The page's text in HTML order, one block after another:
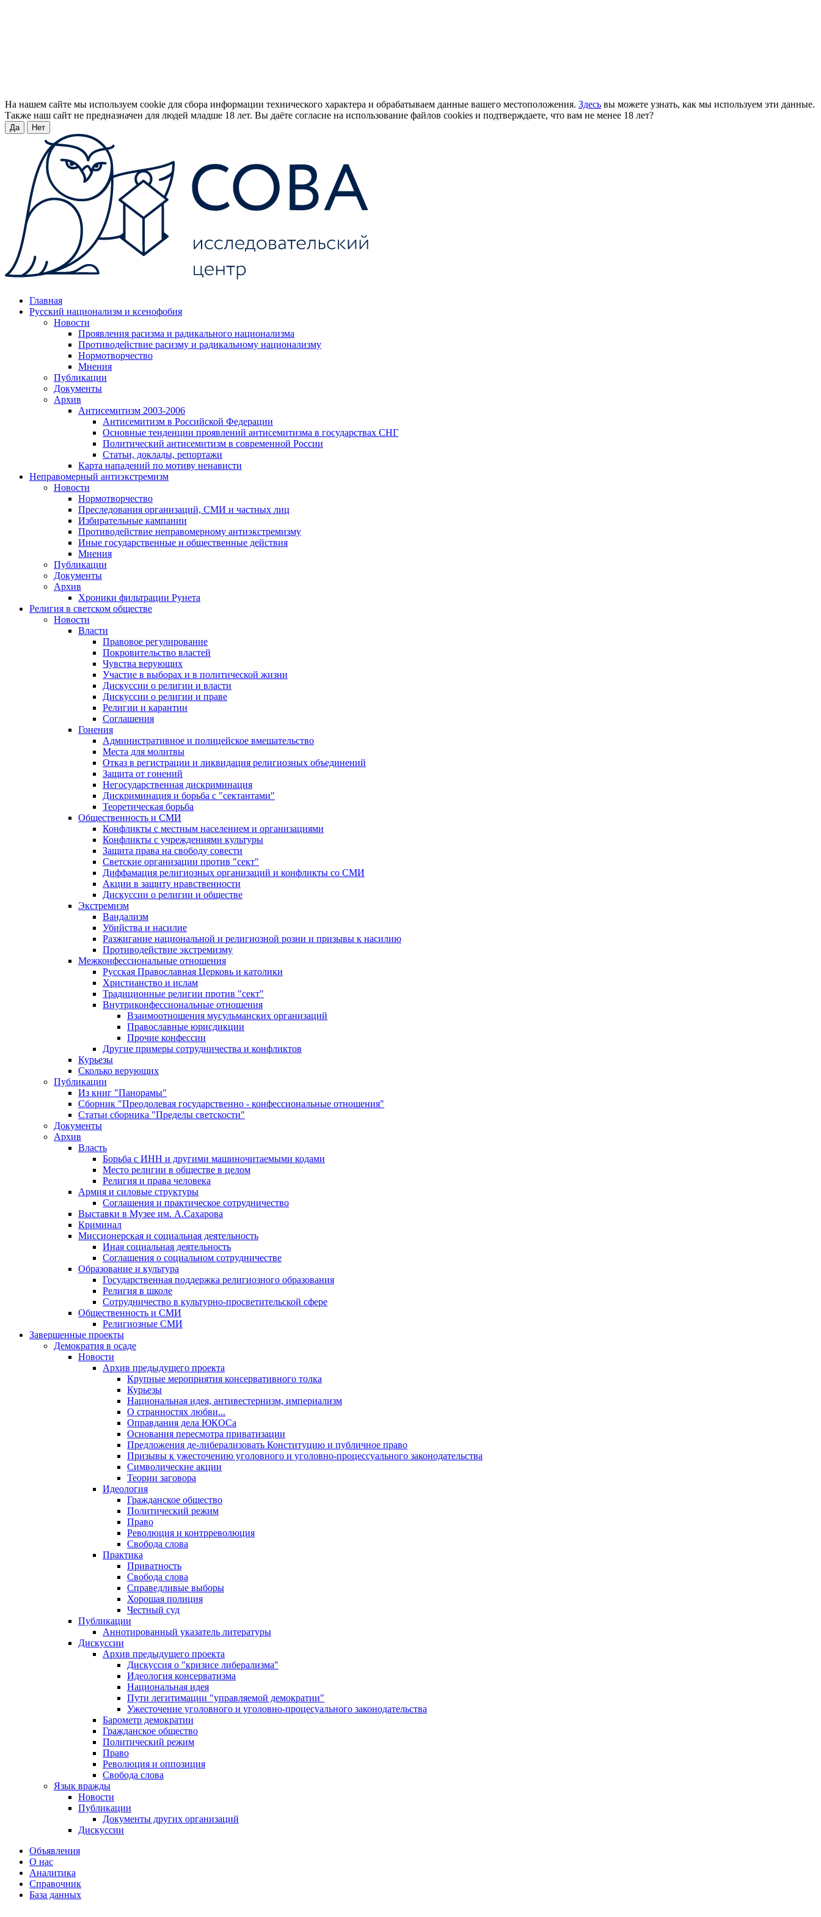
На нашем сайте мы используем cookie для сбора информации технического характера и обрабатываем данные вашего местоположения. Здесь вы можете узнать, как мы используем эти данные.
Также наш сайт не предназначен для людей младше 18 лет. Вы даёте согласие на использование файлов cookies и подтверждаете, что вам не менее 18 лет?
Да Нет
Главная
Русский национализм и ксенофобия
Новости
Проявления расизма и радикального национализма
Противодействие расизму и радикальному национализму
Нормотворчество
Мнения
Публикации
Документы
Архив
Антисемитизм 2003-2006
Антисемитизм в Российской Федерации
Основные тенденции проявлений антисемитизма в государствах СНГ
Политический антисемитизм в современной России
Статьи, доклады, репортажи
Карта нападений по мотиву ненависти
Неправомерный антиэкстремизм
Новости
Нормотворчество
Преследования организаций, СМИ и частных лиц
Избирательные кампании
Противодействие неправомерному антиэкстремизму
Иные государственные и общественные действия
Мнения
Публикации
Документы
Архив
Хроники фильтрации Рунета
Религия в светском обществе
Новости
Власти
Правовое регулирование
Покровительство властей
Чувства верующих
Участие в выборах и в политической жизни
Дискуссии о религии и власти
Дискуссии о религии и праве
Религии и карантин
Соглашения
Гонения
Административное и полицейское вмешательство
Места для молитвы
Отказ в регистрации и ликвидация религиозных объединений
Защита от гонений
Негосударственная дискриминация
Дискриминация и борьба с "сектантами"
Теоретическая борьба
Общественность и СМИ
Конфликты с местным населением и организациями
Конфликты с учреждениями культуры
Защита права на свободу совести
Светские организации против "сект"
Диффамация религиозных организаций и конфликты со СМИ
Акции в защиту нравственности
Дискуссии о религии и обществе
Экстремизм
Вандализм
Убийства и насилие
Разжигание национальной и религиозной розни и призывы к насилию
Противодействие экстремизму
Межконфессиональные отношения
Русская Православная Церковь и католики
Христианство и ислам
Традиционные религии против "сект"
Внутриконфессиональные отношения
Взаимоотношения мусульманских организаций
Православные юрисдикции
Прочие конфессии
Другие примеры сотрудничества и конфликтов
Курьезы
Сколько верующих
Публикации
Из книг "Панорамы"
Сборник "Преодолевая государственно - конфессиональные отношения"
Статьи сборника "Пределы светскости"
Документы
Архив
Власть
Борьба с ИНН и другими машиночитаемыми кодами
Место религии в обществе в целом
Религия и права человека
Армия и силовые структуры
Соглашения и практическое сотрудничество
Выставки в Музее им. А.Сахарова
Криминал
Миссионерская и социальная деятельность
Иная социальная деятельность
Соглашения о социальном сотрудничестве
Образование и культура
Государственная поддержка религиозного образования
Религия в школе
Сотрудничество в культурно-просветительской сфере
Общественность и СМИ
Религиозные СМИ
Завершенные проекты
Демократия в осаде
Новости
Архив предыдущего проекта
Крупные мероприятия консервативного толка
Курьезы
Национальная идея, антивестернизм, империализм
О странностях любви...
Оправдания дела ЮКОСа
Основания пересмотра приватизации
Предложения де-либерализовать Конституцию и публичное право
Призывы к ужесточению уголовного и уголовно-процессуального законодательства
Символические акции
Теории заговора
Идеология
Гражданское общество
Политический режим
Право
Революция и контрреволюция
Свобода слова
Практика
Приватность
Свобода слова
Справедливые выборы
Хорошая полиция
Честный суд
Публикации
Аннотированный указатель литературы
Дискуссии
Архив предыдущего проекта
Дискуссия о "кризисе либерализма"
Идеология консерватизма
Национальная идея
Пути легитимации "управляемой демократии"
Ужесточение уголовного и уголовно-процесуального законодательства
Барометр демократии
Гражданское общество
Политический режим
Право
Революция и оппозиция
Свобода слова
Язык вражды
Новости
Публикации
Документы других организаций
Дискуссии
Объявления
О нас
Аналитика
Справочник
База данных